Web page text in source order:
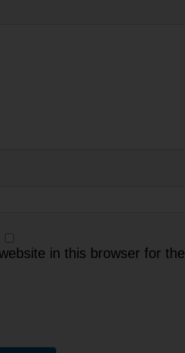
in this browser for the